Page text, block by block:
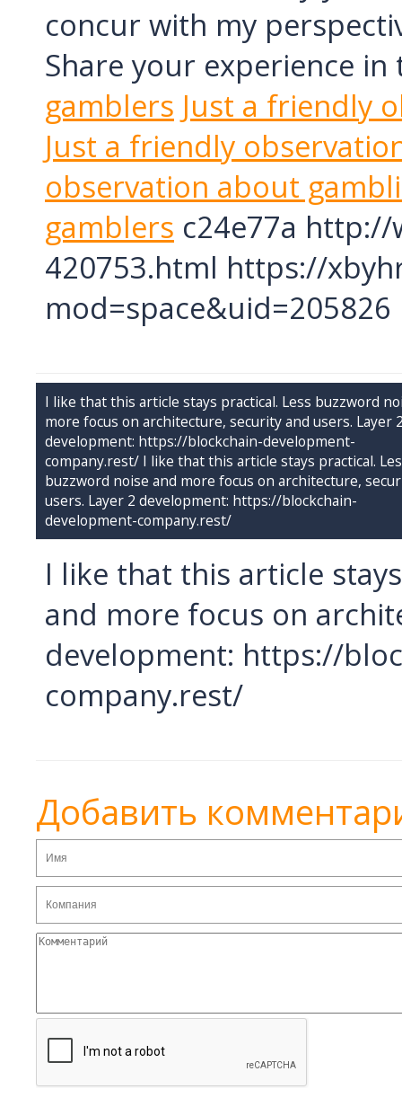
concur with my
Share your experience
gamblers Just a friendly
Just a friendly
observation about
gamblers c24e77a
420753.html https://
mod=space&uid=205826
I like that this article stays practical. Less buzzword
more focus on architecture, security and users. Layer
development: https://blockchain-development-
company.rest/ I like that this article stays practical.
buzzword noise and more focus on architecture,
users. Layer 2 development: https://blockchain-
development-company.rest/
I like that this article
and more focus on
development: https://
company.rest/
Добавить